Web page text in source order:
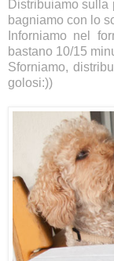
Distribuiamo sulla
bagniamo con lo
Inforniamo nel
bastano 10/15
Sforniamo,
golosi:))